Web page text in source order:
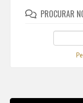
PROCURAR